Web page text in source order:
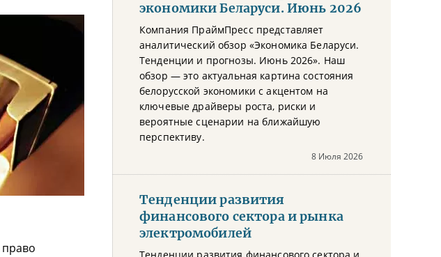
экономики Беларуси. Июнь 2026
Компания ПраймПресс представляет
аналитический обзор «Экономика Беларуси.
Тенденции и прогнозы. Июнь 2026». Наш
обзор — это актуальная картина состояния
белорусской экономики с акцентом на
ключевые драйверы роста, риски и
вероятные сценарии на ближайшую
перспективу.
8 Июля 2026
Тенденции развития
финансового сектора и рынка
электромобилей